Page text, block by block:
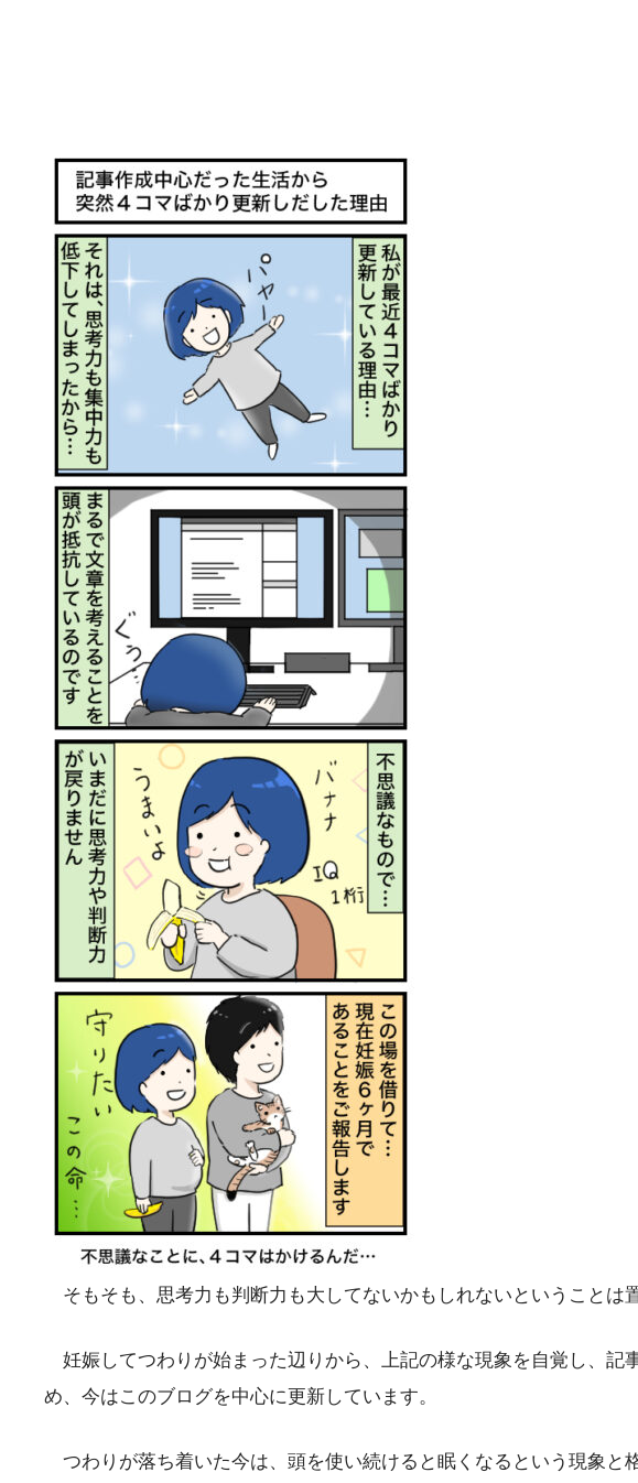
そもそも、思考力も判断力も大してないかもしれないということは
妊娠してつわりが始まった辺りから、上記の様な現象を自覚し、記
め、今はこのブログを中心に更新しています。
つわりが落ち着いた今は、頭を使い続けると眠くなるという現象と